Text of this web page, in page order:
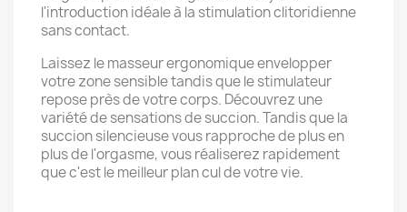
l'introduction idéale à la stimulation clitoridienne
sans contact.
Laissez le masseur ergonomique envelopper
votre zone sensible tandis que le stimulateur
repose près de votre corps. Découvrez une
variété de sensations de succion. Tandis que la
succion silencieuse vous rapproche de plus en
plus de l'orgasme, vous réaliserez rapidement
que c'est le meilleur plan cul de votre vie.